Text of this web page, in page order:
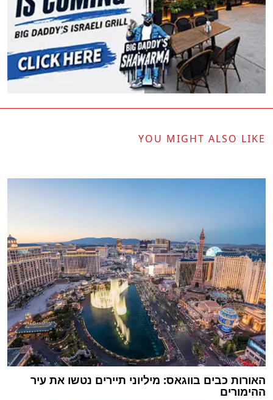
YOU MIGHT ALSO LIKE
האורות כבים בווגאס: מיליוני תיירים נטשו את עיר
ההימורים